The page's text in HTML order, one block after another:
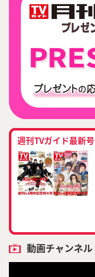
週刊TVガイド最新号
動画チャンネル